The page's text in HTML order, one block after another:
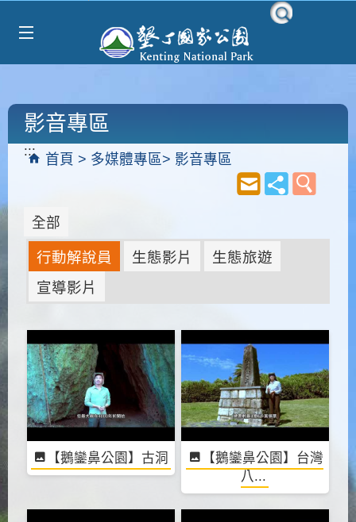
:::
首頁 多媒體專區 影音專區
影音專區
全部
行動解說員 生態影片
生態旅遊
宣導影片
【鵝鑾鼻公園】古洞
【鵝鑾鼻公園】台灣
八...